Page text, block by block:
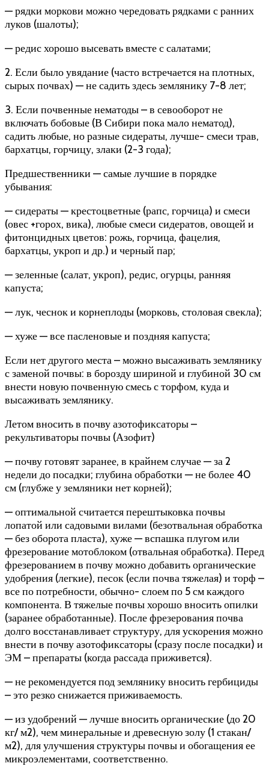
— рядки моркови можно чередовать рядками с ранних
луков (шалоты);
— редис хорошо высевать вместе с салатами;
2. Если было увядание (часто встречается на плотных,
сырых почвах) — не садить здесь землянику 7-8 лет;
3. Если почвенные нематоды – в севооборот не
включать бобовые (В Сибири пока мало нематод),
садить любые, но разные сидераты, лучше- смеси трав,
бархатцы, горчицу, злаки (2-3 года);
Предшественники — самые лучшие в порядке
убывания:
— сидераты — крестоцветные (рапс, горчица) и смеси
(овес +горох, вика), любые смеси сидератов, овощей и
фитонцидных цветов: рожь, горчица, фацелия,
бархатцы, укроп и др.) и черный пар;
— зеленные (салат, укроп), редис, огурцы, ранняя
капуста;
— лук, чеснок и корнеплоды (морковь, столовая свекла);
— хуже — все пасленовые и поздняя капуста;
Если нет другого места – можно высаживать землянику
с заменой почвы: в борозду шириной и глубиной 30 см
внести новую почвенную смесь с торфом, куда и
высаживать землянику.
Летом вносить в почву азотофиксаторы –
рекультиваторы почвы (Азофит)
— почву готовят заранее, в крайнем случае — за 2
недели до посадки; глубина обработки — не более 40
см (глубже у земляники нет корней);
— оптимальной считается перештыковка почвы
лопатой или садовыми вилами (безотвальная обработка
— без оборота пласта), хуже — вспашка плугом или
фрезерование мотоблоком (отвальная обработка). Перед
фрезерованием в почву можно добавить органические
удобрения (легкие), песок (если почва тяжелая) и торф –
все по потребности, обычно- слоем по 5 см каждого
компонента. В тяжелые почвы хорошо вносить опилки
(заранее обработанные). После фрезерования почва
долго восстанавливает структуру, для ускорения можно
внести в почву азотофиксаторы (сразу после посадки) и
ЭМ – препараты (когда рассада приживется).
— не рекомендуется под землянику вносить гербициды
– это резко снижается приживаемость.
— из удобрений — лучше вносить органические (до 20
кг/ м2), чем минеральные и древесную золу (1 стакан/
м2), для улучшения структуры почвы и обогащения ее
микроэлементами, соответственно.